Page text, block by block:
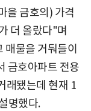
을 금호의) 가격
더 올랐다"며
물을 거둬들이
금호아파트 전용
래됐는데 현재 1
명했다.